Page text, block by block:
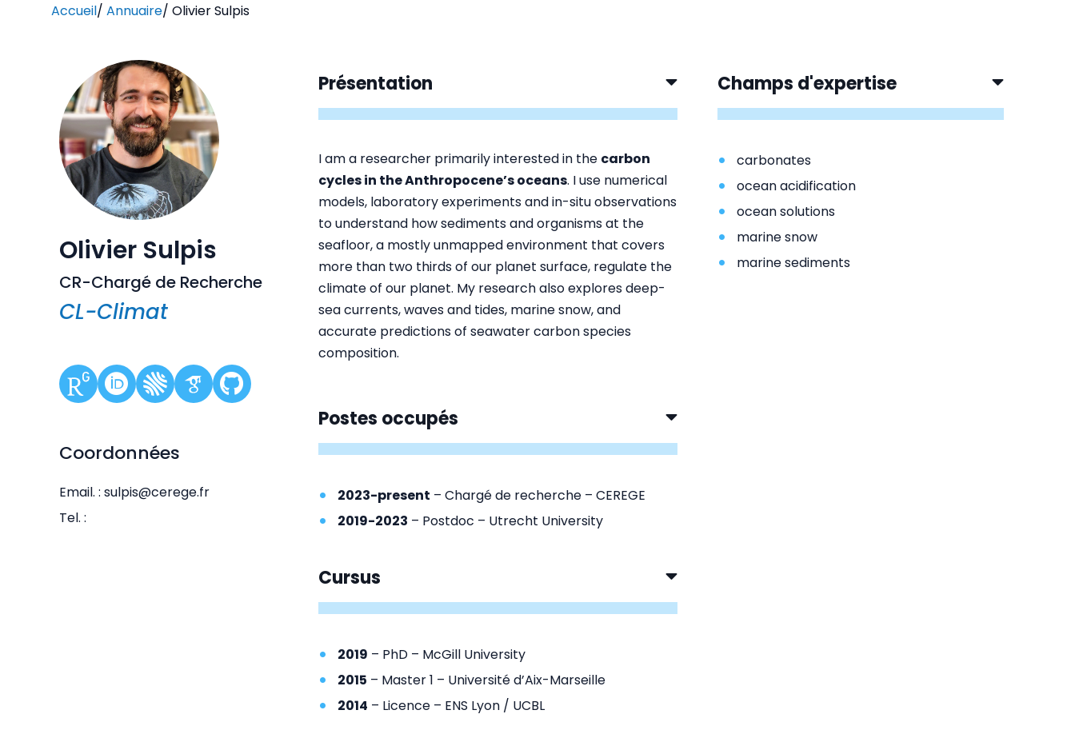
Accueil/ Annuaire/ Olivier Sulpis
Olivier Sulpis
CR-Chargé de Recherche
CL-Climat
Coordonnées
Email. : sulpis@cerege.fr
Tel. :
Présentation
I am a researcher primarily interested in the carbon
cycles in the Anthropocene’s oceans. I use numerical
models, laboratory experiments and in-situ observations
to understand how sediments and organisms at the
seafloor, a mostly unmapped environment that covers
more than two thirds of our planet surface, regulate the
climate of our planet. My research also explores deep-
sea currents, waves and tides, marine snow, and
accurate predictions of seawater carbon species
composition.
Postes occupés
2023-present – Chargé de recherche – CEREGE
2019-2023 – Postdoc – Utrecht University
Cursus
2019 – PhD – McGill University
2015 – Master 1 – Université d’Aix-Marseille
2014 – Licence – ENS Lyon / UCBL
Champs d'expertise
carbonates
ocean acidification
ocean solutions
marine snow
marine sediments